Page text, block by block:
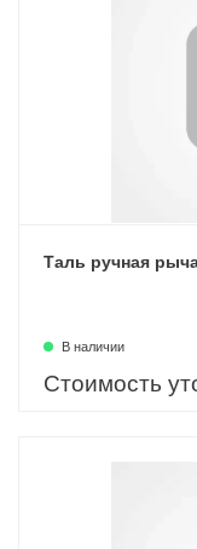
Таль ручная
В наличии
Стоимость